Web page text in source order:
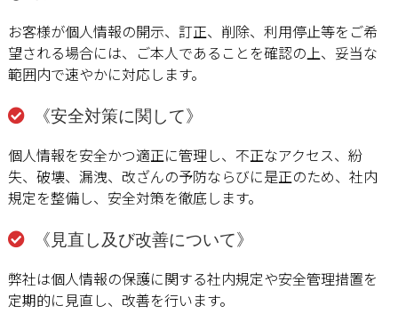
お客様が個人情報の開示、訂正、削除、利用停止等をご希
望される場合には、ご本人であることを確認の上、妥当な
範囲内で速やかに対応します。
《安全対策に関して》
個人情報を安全かつ適正に管理し、不正なアクセス、紛
失、破壊、漏洩、改ざんの予防ならびに是正のため、社内
規定を整備し、安全対策を徹底します。
《見直し及び改善について》
弊社は個人情報の保護に関する社内規定や安全管理措置を
定期的に見直し、改善を行います。